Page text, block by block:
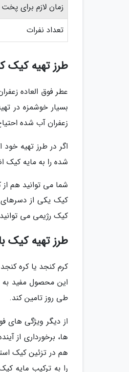
زمان لازم برای پخت
تعداد نفرات
طرز تهیه کیک
عطر فوق العاده
بسیار خوشمزه در
زعفران آب شده
شده را به مایه کیک
شما می توانید هم
کیک یکی از دسرهای
کیک رژیمی می
طرز تهیه کیک
کرم کنجد یا کره
این محصول مفید به
طی روز تامین کند.
از دیگر ویژگی های
ها، برخورداری از
هم در تزئین کیک
را به ترکیب مایه